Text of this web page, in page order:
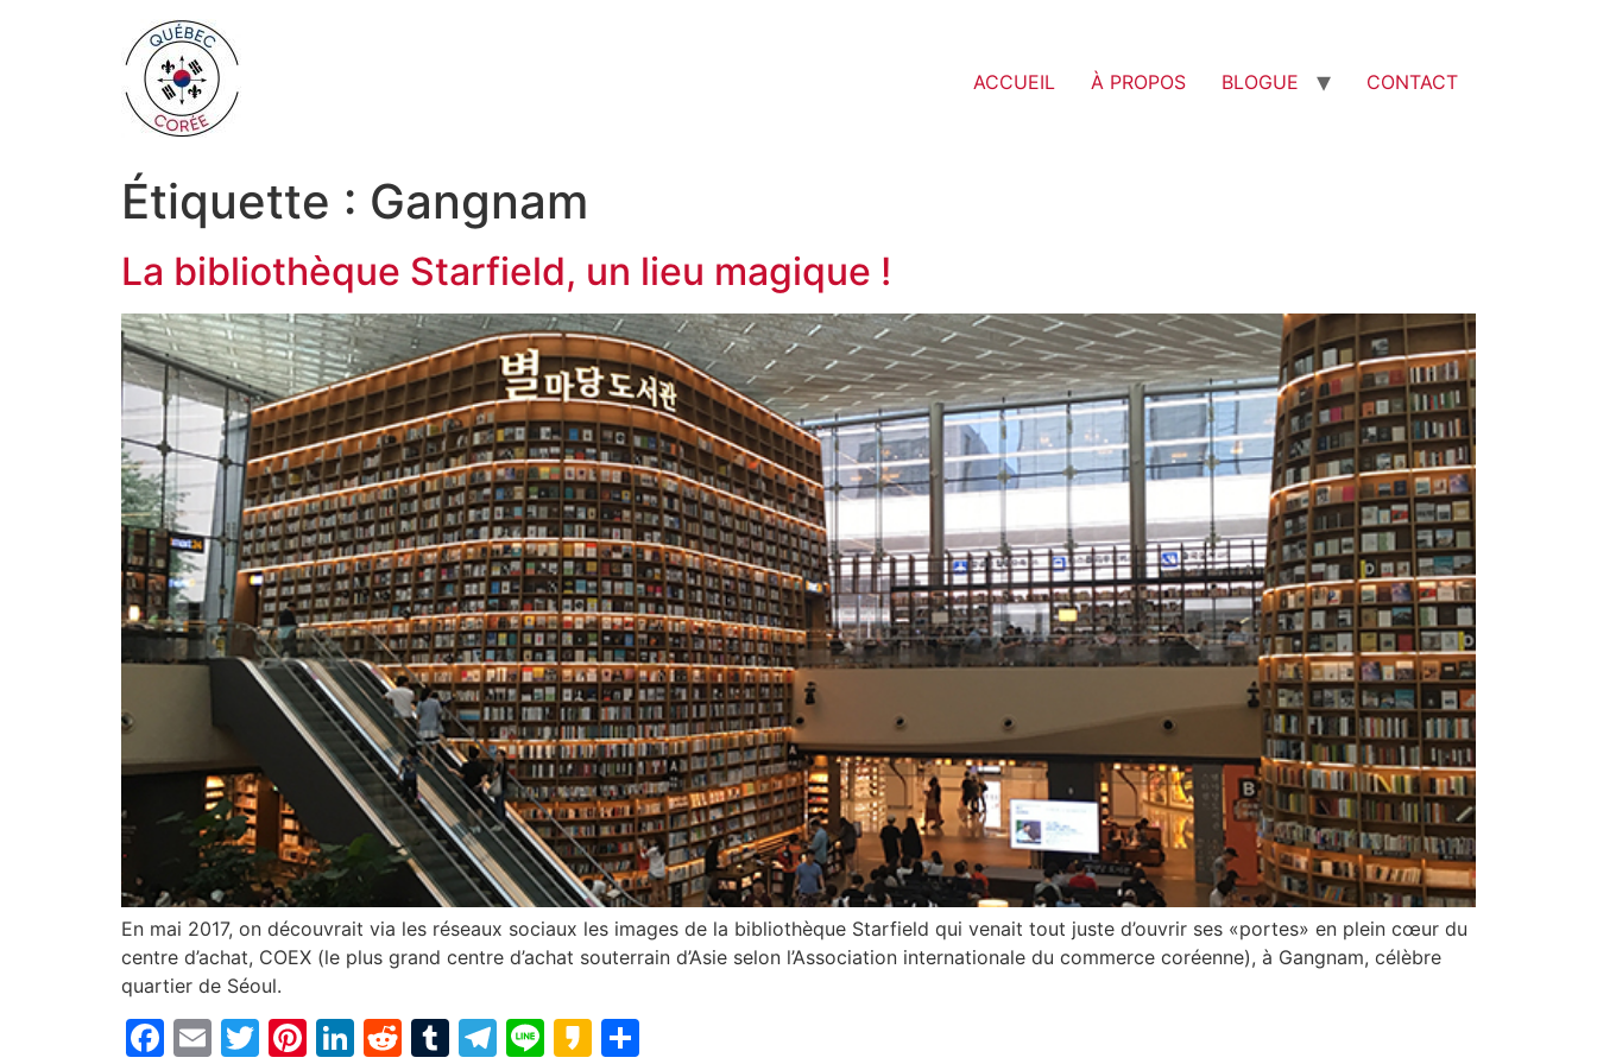
ACCUEIL À PROPOS BLOGUE CONTACT
Étiquette : Gangnam
La bibliothèque Starfield, un lieu magique !
En mai 2017, on découvrait via les réseaux sociaux les images de la bibliothèque Starfield qui venait tout juste d’ouvrir ses «portes» en plein cœur du
centre d’achat, COEX (le plus grand centre d’achat souterrain d’Asie selon l’Association internationale du commerce coréenne), à Gangnam, célèbre
quartier de Séoul.
Facebook
EmailTwitter
Pinterest
LinkedIn
Reddit
Tumblr
Telegram
LineKakao